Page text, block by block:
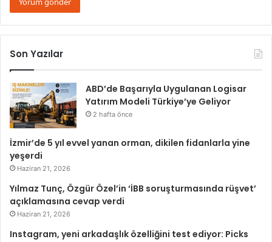
Son Yazılar
ABD’de Başarıyla Uygulanan Logisar
Yatırım Modeli Türkiye’ye Geliyor
2 hafta önce
İzmir’de 5 yıl evvel yanan orman, dikilen fidanlarla yine
yeşerdi
Haziran 21, 2026
Yılmaz Tunç, Özgür Özel’in ‘İBB soruşturmasında rüşvet’
açıklamasına cevap verdi
Haziran 21, 2026
Instagram, yeni arkadaşlık özelliğini test ediyor: Picks